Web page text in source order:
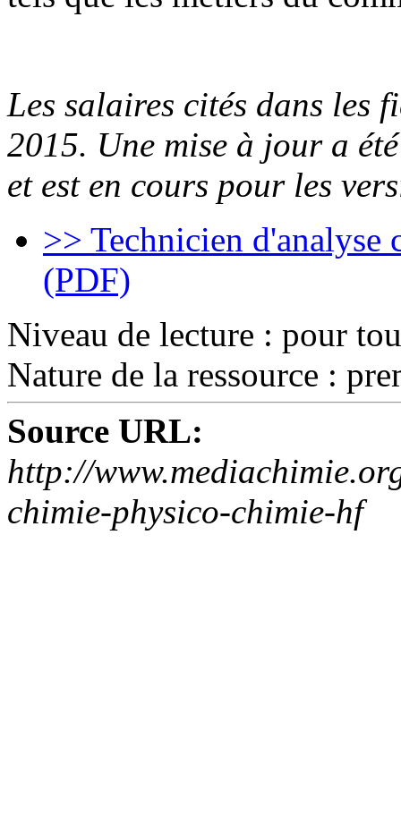
Les salaires cités dans les
2015. Une mise à jour a
et est en cours pour les
>> Technicien
(PDF)
Niveau de lecture : pour
Nature de la ressource :
Source URL:
http://
chimie-physico-chimie-hf